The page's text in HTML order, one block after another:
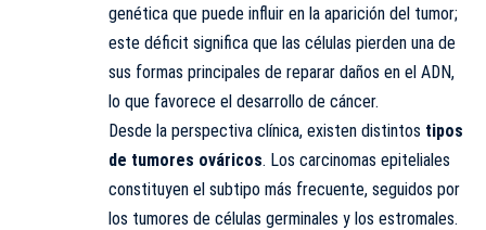
genética que puede influir en la aparición del tumor;
este déficit significa que las células pierden una de
sus formas principales de reparar daños en el ADN,
lo que favorece el desarrollo de cáncer.
Desde la perspectiva clínica, existen distintos tipos
de tumores ováricos. Los carcinomas epiteliales
constituyen el subtipo más frecuente, seguidos por
los tumores de células germinales y los estromales.